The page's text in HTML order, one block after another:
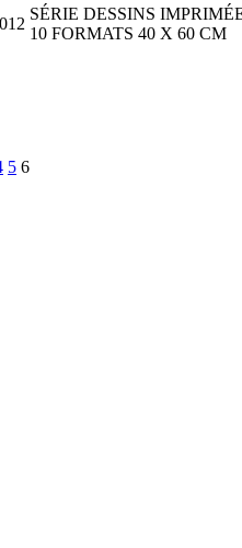
SÉRIE DESSINS
10 FORMATS 40 X 60 CM
5 6